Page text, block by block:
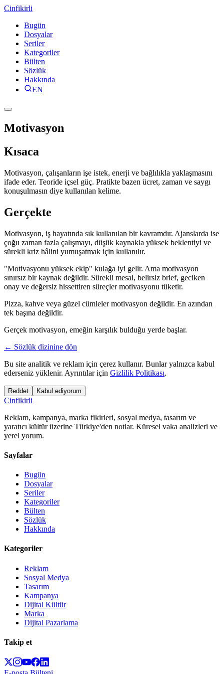
Cinfikirli
Bugün
Dosyalar
Seriler
Kategoriler
Bülten
Sözlük
Hakkında
EN
Motivasyon
Kısaca
Motivasyon, çalışanların işe istek, enerji ve bağlılıkla yaklaşmasını
ifade eder. Teoride içsel güç. Pratikte bazen ücret, zaman ve saygı
konuşulmasın diye kullanılan kelime.
Gerçekte
Motivasyon, iş hayatında sık kullanılan bir kavramdır. Ajanslarda ise
çoğu zaman fazla çalışmayı, düşük kaynakla yüksek beklentiyi ve
sürekli kriz hâlini yumuşatmak için kullanılır.
"Motivasyonu yüksek ekip" kulağa iyi gelir. Ama motivasyon
sınırsız bir kaynak değildir. Sürekli mesai, belirsiz brief, geciken
onay ve değersiz hissettiren süreçler motivasyonu tüketir.
Pizza, kahve veya güzel cümleler motivasyon değildir. En azından
tek başına değildir.
Gerçek motivasyon, emeğin karşılık bulduğu yerde başlar.
← Sözlük dizinine dön
Bu site analitik ve reklam için çerez kullanır. Bunlar yalnızca kabul
ederseniz yüklenir. Ayrıntılar için Gizlilik Politikası.
Reddet Kabul ediyorum
Cinfikirli
Reklam, kampanya, marka fikirleri, sosyal medya, tasarım ve
yaratıcı kültür üzerine Türkiye'den notlar. Küresel vaka analizleri ve
yerel yorum.
Sayfalar
Bugün
Dosyalar
Seriler
Kategoriler
Bülten
Sözlük
Hakkında
Kategoriler
Reklam
Sosyal Medya
Tasarım
Kampanya
Dijital Kültür
Marka
Dijital Pazarlama
Takip et